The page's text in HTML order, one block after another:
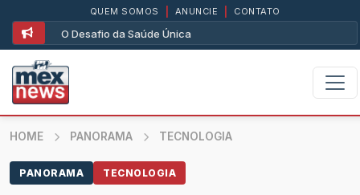
O Desafio da Saúde Única
QUEM SOMOS ANUNCIE CONTATO
HOME PANORAMA TECNOLOGIA
PANORAMA TECNOLOGIA